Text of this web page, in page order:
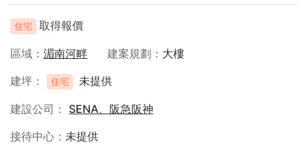
住宅 取得報價
區域 湄南河畔 建案規劃
大樓
建坪
住宅 未提供
建設公司
SENA、阪急阪神
接待中心
未提供